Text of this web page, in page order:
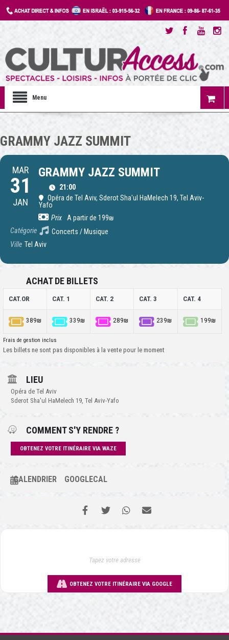
Menu
GRAMMY JAZZ SUMMIT
MAR
31
JAN
GRAMMY JAZZ SUMMIT
21:00
Opéra de Tel Aviv, Sderot Sha'ul HaMelech 19, Tel Aviv-
Yafo
Prix
A partir de 199₪
Catégorie
Concerts / Musique
Ville Tel Aviv
ACHAT DE BILLETS
CAT.OR CAT. 1 CAT. 2 CAT. 3 CAT. 4
389₪ 339₪ 289₪ 239₪ 199₪
Frais de gestion inclus
Les billets ne sont pas disponibles à la vente pour le moment
LIEU
Opéra de Tel Aviv
Sderot Sha'ul HaMelech 19, Tel Aviv-Yafo
COMMENT S'Y RENDRE ?
OBTENEZ VOTRE ITINÉRAIRE VIA WAZE
CALENDRIER GOOGLECAL
OBTENEZ VOTRE ITINÉRAIRE VIA GOOGLE